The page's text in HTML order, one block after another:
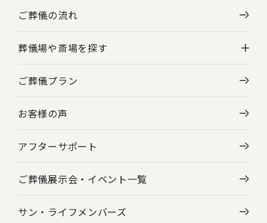
ご葬儀の流れ
葬儀場や斎場を探す
神奈川県の葬儀場・斎場一覧
東京都の葬儀場・斎場一覧
ご葬儀プラン
お客様の声
アフターサポート
ご葬儀展示会・ イベント一覧
サン・ライフメンバーズ